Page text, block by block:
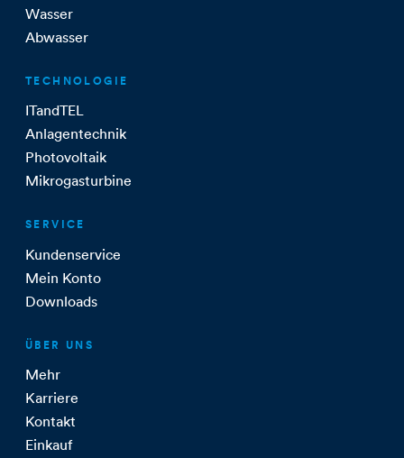
Wasser
Abwasser
TECHNOLOGIE
ITandTEL
Anlagentechnik
Photovoltaik
Mikrogasturbine
SERVICE
Kundenservice
Mein Konto
Downloads
ÜBER UNS
Mehr
Karriere
Kontakt
Einkauf